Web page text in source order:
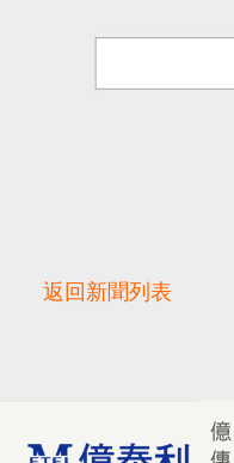
返回新聞列表